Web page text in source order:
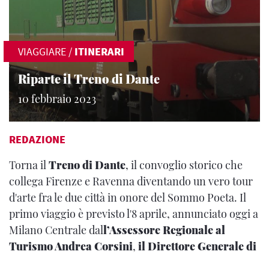
VIAGGIARE / ITINERARI
Riparte il Treno di Dante
10 febbraio 2023
REDAZIONE
Torna ilTreno di Dante, il convoglio storico che
collega Firenze e Ravenna diventando un vero tour
d'arte fra le due città in onore del Sommo Poeta. Il
primo viaggio è previsto l'8 aprile, annunciato oggi a
Milano Centrale dall’Assessore Regionale al
Turismo Andrea Corsini, il Direttore Generale di